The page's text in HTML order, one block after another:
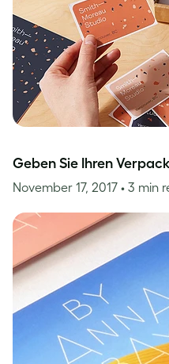
Geben Sie Ihren
November 17, 2017 • 3 min